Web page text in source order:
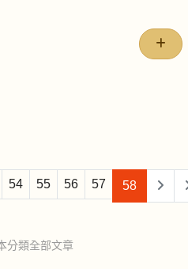
54 55 56 57 58
分類全部文章